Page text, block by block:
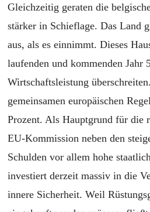
Gleichzeitig geraten die
stärker in Schieflage. Das Land
aus, als es einnimmt. Dieses
laufenden und kommenden Jahr
Wirtschaftsleistung
gemeinsamen europäischen
Prozent. Als Hauptgrund für die
EU-Kommission neben den
Schulden vor allem hohe
investiert derzeit massiv in die
innere Sicherheit. Weil